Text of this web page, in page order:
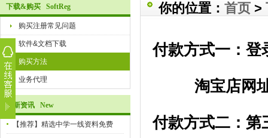
下载&购买 SoftReg
购买注册常见问题
软件&文档下载
购买方法
业务代理
最新资讯 New
【推荐】精选中学一线资料免费
你的位置： 首页 >
付款方式一：登
淘宝店网
付款方式二：第